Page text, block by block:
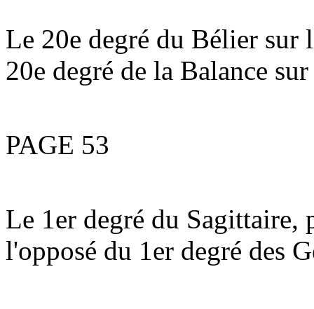
Le 20e degré du Bélier sur
20e degré de la Balance
PAGE 53
Le 1er degré du Sagittaire,
l'opposé du 1er degré des